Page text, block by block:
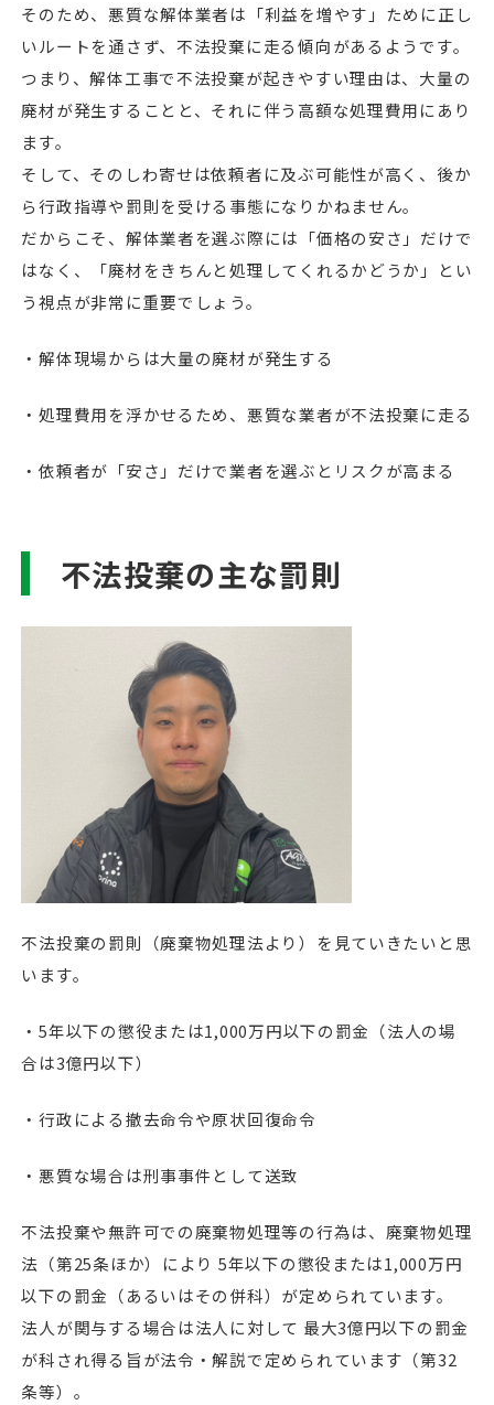
そのため、悪質な解体業者は「利益を増やす」ために正し
いルートを通さず、不法投棄に走る傾向があるようです。
つまり、解体工事で不法投棄が起きやすい理由は、大量の
廃材が発生することと、それに伴う高額な処理費用にあり
ます。
そして、そのしわ寄せは依頼者に及ぶ可能性が高く、後か
ら行政指導や罰則を受ける事態になりかねません。
だからこそ、解体業者を選ぶ際には「価格の安さ」だけで
はなく、「廃材をきちんと処理してくれるかどうか」とい
う視点が非常に重要でしょう。
・解体現場からは大量の廃材が発生する
・処理費用を浮かせるため、悪質な業者が不法投棄に走る
・依頼者が「安さ」だけで業者を選ぶとリスクが高まる
不法投棄の主な罰則
不法投棄の罰則（廃棄物処理法より）を見ていきたいと思
います。
・5年以下の懲役または1,000万円以下の罰金（法人の場
合は3億円以下）
・行政による撤去命令や原状回復命令
・悪質な場合は刑事事件として送致
不法投棄や無許可での廃棄物処理等の行為は、廃棄物処理
法（第25条ほか）により 5年以下の懲役または1,000万円
以下の罰金（あるいはその併科）が定められています。
法人が関与する場合は法人に対して 最大3億円以下の罰金
が科され得る旨が法令・解説で定められています（第32
条等）。